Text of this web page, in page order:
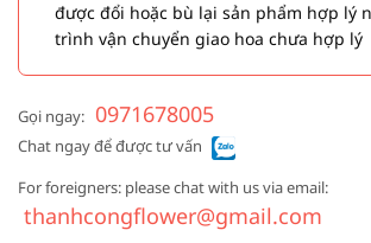
được đổi hoặc bù lại sản phẩm hợp lý
trình vận chuyển giao hoa chưa hợp lý
Gọi ngay: 0971678005
Chat ngay để được tư vấn
For foreigners: please chat with us via email:
thanhcongflower@gmail.com